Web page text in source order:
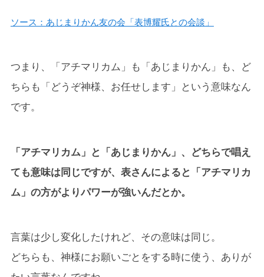
ソース：あじまりかん友の会「表博耀氏との会談」
つまり、「アチマリカム」も「あじまりかん」も、ど
ちらも「どうぞ神様、お任せします」という意味なん
です。
「アチマリカム」と「あじまりかん」、どちらで唱え
ても意味は同じですが、表さんによると「アチマリカ
ム」の方がよりパワーが強いんだとか。
言葉は少し変化したけれど、その意味は同じ。
どちらも、神様にお願いごとをする時に使う、ありが